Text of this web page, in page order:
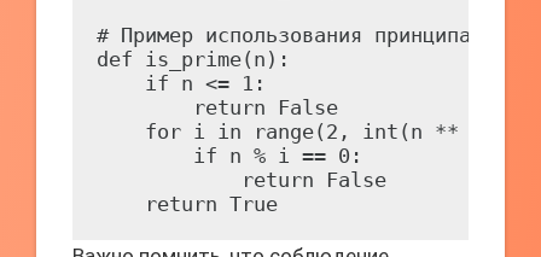
# Пример использования принципа
def is_prime(n):
    if n <= 1:
        return False
for i in range(2, int(n ** 0.5)
        if n % i == 0:
            return False
    return True